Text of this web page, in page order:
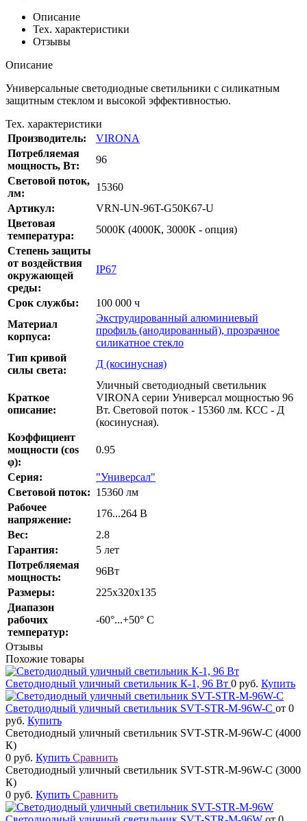
Описание
Тех. характеристики
Отзывы
Описание
Универсальные светодиодные светильники с силикатным
защитным стеклом и высокой эффективностью.
Тех. характеристики
Производитель:
VIRONA
Потребляемая
мощность, Вт:
96
Cветовой поток,
лм:
15360
Артикул:
VRN-UN-96T-G50K67-U
Цветовая
температура:
5000К (4000К, 3000К - опция)
Степень защиты
от воздействия
окружающей
среды:
IP67
Срок службы:
100 000 ч
Материал
корпуса:
Экструдированный алюминиевый
профиль (анодированный), прозрачное
силикатное стекло
Тип кривой
силы света:
Д (косинусная)
Краткое
описание:
Уличный светодиодный светильник
VIRONA серии Универсал мощностью 96
Вт. Световой поток - 15360 лм. КСС - Д
(косинусная).
Коэффициент
мощности (cos
φ):
0.95
Серия:
"Универсал"
Cветовой поток: 15360 лм
Рабочее
напряжение:
176...264 В
Вес:
2.8
Гарантия:
5 лет
Потребляемая
мощность:
96Вт
Размеры:
225х320х135
Диапазон
рабочих
температур:
-60°...+50° С
Отзывы
Похожие товары
Светодиодный уличный светильник К-1, 96 Вт 0 руб. Купить
Светодиодный уличный светильник SVT-STR-M-96W-C от 0
руб. Купить
Светодиодный уличный светильник SVT-STR-M-96W-C (4000
К)
0 руб. Купить Сравнить
Светодиодный уличный светильник SVT-STR-M-96W-C (3000
К)
0 руб. Купить Сравнить